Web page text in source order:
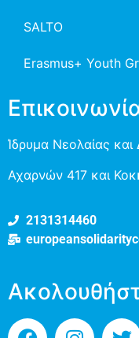
SALTO
Erasmus+ Youth
Ίδρυμα Νεολαίας
Αχαρνών 417 και
2131314460